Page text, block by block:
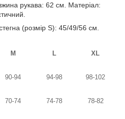
рукава: 62 см. Матеріал:
(розмір S): 45/49/56 см.
M L XL
90-94 94-98 98-102
70-74 74-78 78-82